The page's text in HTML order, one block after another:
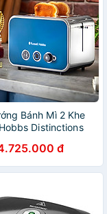
Bánh Mì 2 Khe
Distinctions
Đức và EU
đ